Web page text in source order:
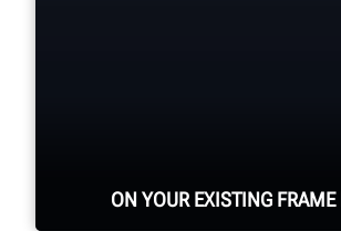
ON YOUR EXISTING FRAME